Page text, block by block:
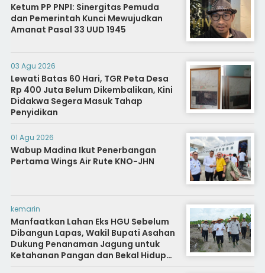
Ketum PP PNPI: Sinergitas Pemuda
dan Pemerintah Kunci Mewujudkan
Amanat Pasal 33 UUD 1945
03 Agu 2026
Lewati Batas 60 Hari, TGR Peta Desa
Rp 400 Juta Belum Dikembalikan, Kini
Didakwa Segera Masuk Tahap
Penyidikan
01 Agu 2026
Wabup Madina Ikut Penerbangan
Pertama Wings Air Rute KNO-JHN
kemarin
Manfaatkan Lahan Eks HGU Sebelum
Dibangun Lapas, Wakil Bupati Asahan
Dukung Penanaman Jagung untuk
Ketahanan Pangan dan Bekal Hidup
Warga Binaan